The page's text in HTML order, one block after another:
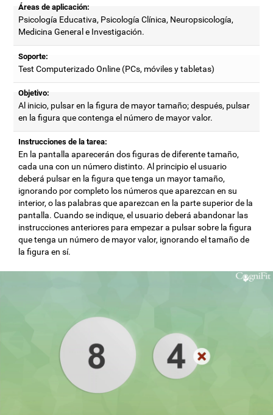
Áreas de aplicación:
Psicología Educativa, Psicología Clínica, Neuropsicología,
Medicina General e Investigación.
Soporte:
Test Computerizado Online (PCs, móviles y tabletas)
Objetivo:
Al inicio, pulsar en la figura de mayor tamaño; después, pulsar
en la figura que contenga el número de mayor valor.
Instrucciones de la tarea:
En la pantalla aparecerán dos figuras de diferente tamaño,
cada una con un número distinto. Al principio el usuario
deberá pulsar en la figura que tenga un mayor tamaño,
ignorando por completo los números que aparezcan en su
interior, o las palabras que aparezcan en la parte superior de la
pantalla. Cuando se indique, el usuario deberá abandonar las
instrucciones anteriores para empezar a pulsar sobre la figura
que tenga un número de mayor valor, ignorando el tamaño de
la figura en sí.